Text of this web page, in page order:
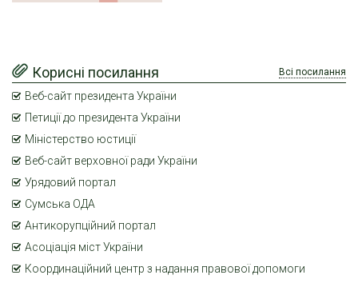
Корисні посилання Всі посилання
Веб-сайт президента України
Петиції до президента України
Міністерство юстиції
Веб-сайт верховної ради України
Урядовий портал
Сумська ОДА
Антикорупційний портал
Асоціація міст України
Координаційний центр з надання правової допомоги